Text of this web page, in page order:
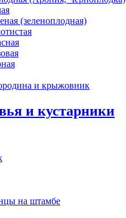
(зеленоплодная)
и крыжовник
и кустарники
на штамбе